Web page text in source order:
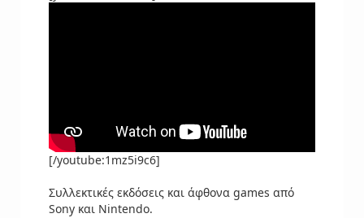
[/youtube:1mz5i9c6]
Συλλεκτικές εκδόσεις και άφθονα games από
Sony και Nintendo.